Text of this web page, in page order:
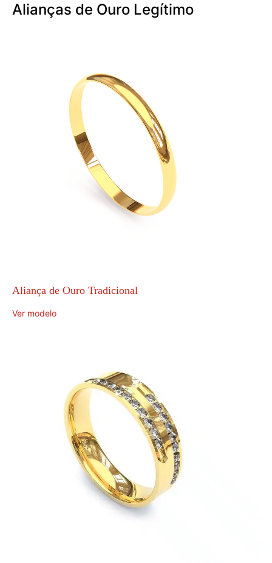
Alianças de Ouro Legítimo
Aliança de Ouro Tradicional
Ver modelo